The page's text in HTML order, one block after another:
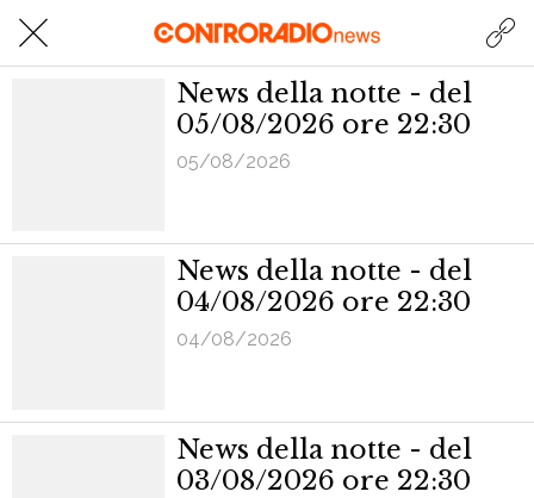
News della notte - del
05/08/2026 ore 22:30
05/08/2026
News della notte - del
04/08/2026 ore 22:30
04/08/2026
News della notte - del
03/08/2026 ore 22:30